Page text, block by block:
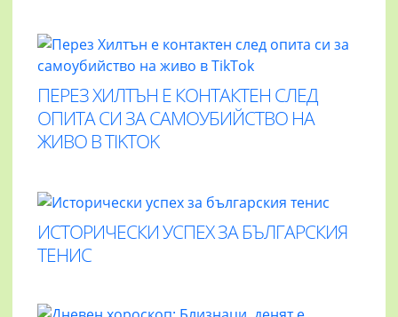
ПЕРЕЗ ХИЛТЪН Е КОНТАКТЕН СЛЕД
ОПИТА СИ ЗА САМОУБИЙСТВО НА
ЖИВО В TIKTOK
ИСТОРИЧЕСКИ УСПЕХ ЗА БЪЛГАРСКИЯ
ТЕНИС